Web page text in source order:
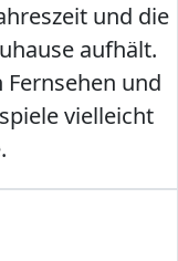
und die
aufhält.
und
vielleicht